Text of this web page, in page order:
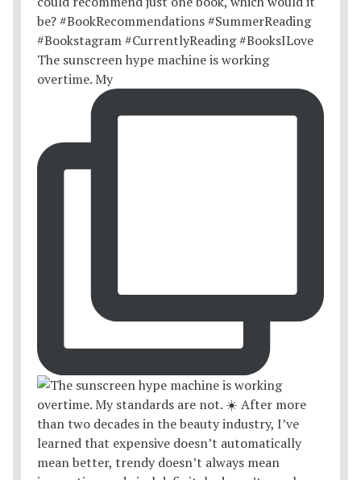
The sunscreen hype machine is working
overtime. My